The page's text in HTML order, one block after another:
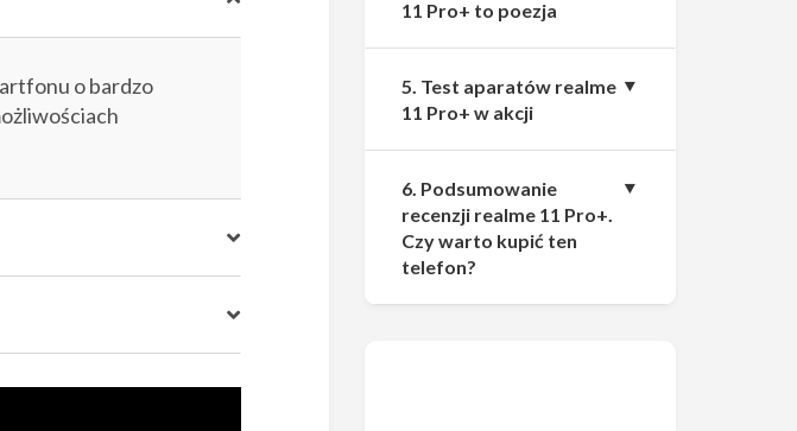
o bardzo
11 Pro+ to poezja
5. Test aparatów realme
11 Pro+ w akcji
6. Podsumowanie
recenzji realme 11 Pro+.
Czy warto kupić ten
telefon?